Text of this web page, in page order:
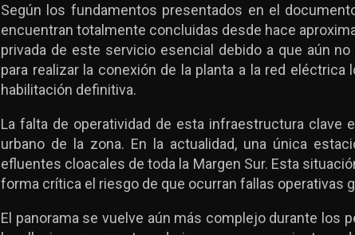
Según los fundamentos presentados en el
encuentran totalmente concluidas desde hace
privada de este servicio esencial debido a que aún
para realizar la conexión de la planta a la red
habilitación definitiva.
La falta de operatividad de esta infraestructura clave
urbano de la zona. En la actualidad, una única
efluentes cloacales de toda la Margen Sur. Esta
forma crítica el riesgo de que ocurran fallas operativas
El panorama se vuelve aún más complejo durante los